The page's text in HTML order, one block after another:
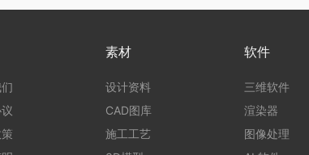
素材
设计资料
CAD图库
施工工艺
软件
三维软件
渲染器
图像处理